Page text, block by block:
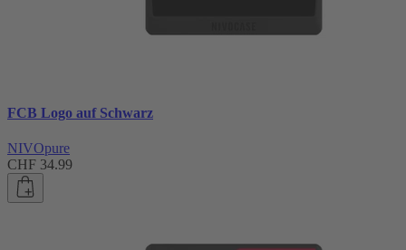
FCB Logo auf Schwarz
NIVOpure
CHF 34.99